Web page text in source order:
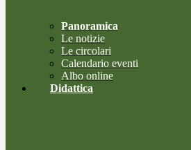
Panoramica
Le notizie
Le circolari
Calendario eventi
Albo online
Didattica